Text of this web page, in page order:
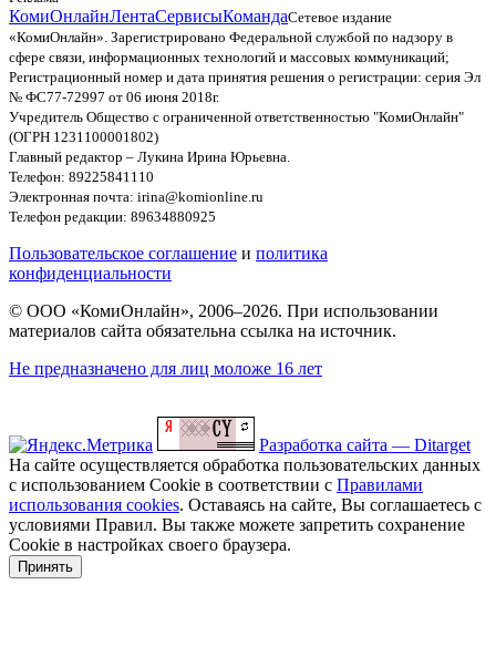
КомиОнлайнЛентаСервисыКомандаСетевое издание
«КомиОнлайн». Зарегистрировано Федеральной службой по надзору в
сфере связи, информационных технологий и массовых коммуникаций;
Регистрационный номер и дата принятия решения о регистрации: серия Эл
№ ФС77-72997 от 06 июня 2018г.
Учредитель Общество с ограниченной ответственностью "КомиОнлайн"
(ОГРН 1231100001802)
Главный редактор – Лукина Ирина Юрьевна.
Телефон: 89225841110
Электронная почта: irina@komionline.ru
Телефон редакции: 89634880925
Пользовательское соглашение и политика
конфиденциальности
© ООО «КомиОнлайн», 2006–2026. При использовании
материалов сайта обязательна ссылка на источник.
Не предназначено для лиц моложе 16 лет
Разработка сайта — Ditarget
На сайте осуществляется обработка пользовательских данных
с использованием Cookie в соответствии с Правилами
использования cookies. Оставаясь на сайте, Вы соглашаетесь с
условиями Правил. Вы также можете запретить сохранение
Cookie в настройках своего браузера.
Принять